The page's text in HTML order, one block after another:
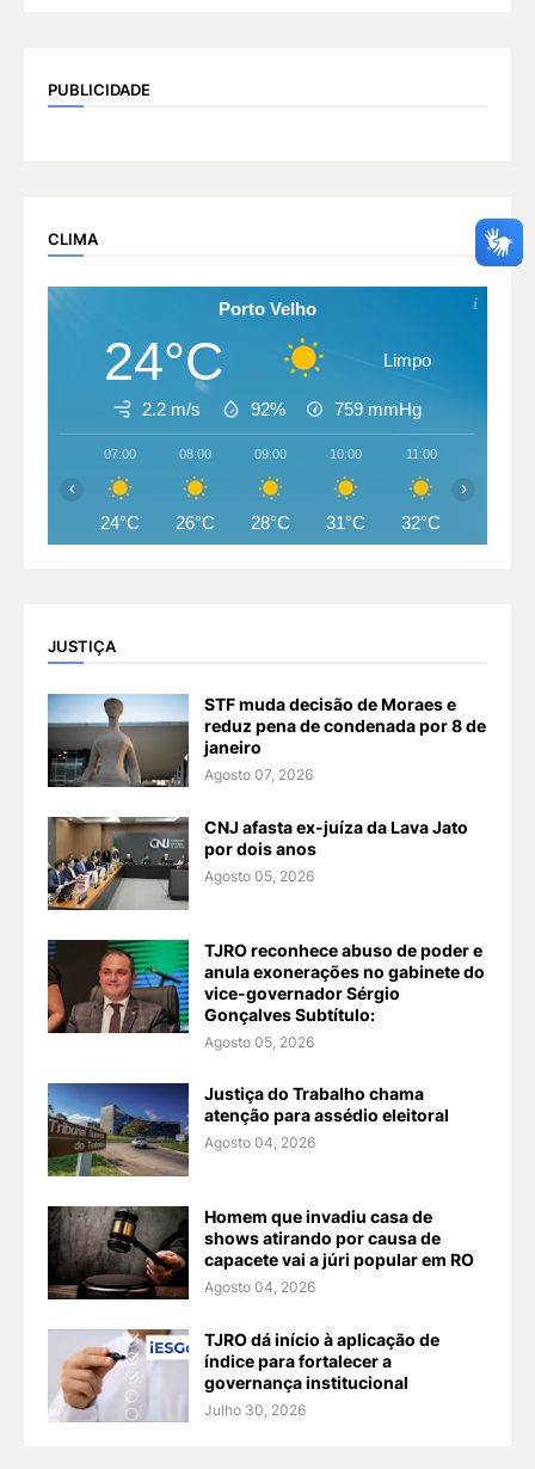
PUBLICIDADE
CLIMA
Porto Velho
24°C Limpo
2.2 m/s 92% 759 mmHg
07:00
24°C
08:00
26°C
09:00
28°C
10:00
31°C
11:00
32°C
‹ ›
JUSTIÇA
STF muda decisão de Moraes e
reduz pena de condenada por 8 de
janeiro
Agosto 07, 2026
CNJ afasta ex-juíza da Lava Jato
por dois anos
Agosto 05, 2026
TJRO reconhece abuso de poder e
anula exonerações no gabinete do
vice-governador Sérgio
Gonçalves Subtítulo:
Agosto 05, 2026
Justiça do Trabalho chama
atenção para assédio eleitoral
Agosto 04, 2026
Homem que invadiu casa de
shows atirando por causa de
capacete vai a júri popular em RO
Agosto 04, 2026
TJRO dá início à aplicação de
índice para fortalecer a
governança institucional
Julho 30, 2026